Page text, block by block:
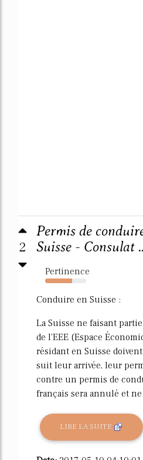
2
Permis de
Suisse - Consulat
Pertinence
65%
Conduire en Suisse :
La Suisse ne faisant
de l'EEE (Espace
résidant en Suisse
suit leur arrivée, leur
contre un permis de
français sera annulé et
LIRE LA SUITE